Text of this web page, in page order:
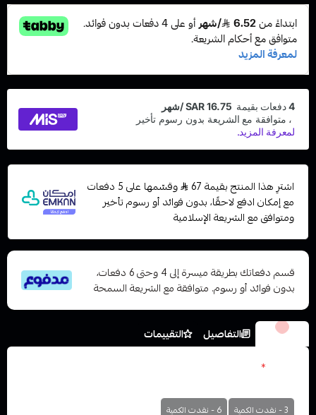
اشترِ هذا المنتج بقيمة 67
وقسّمها على 5 دفعات
مع إمكان ادفع لاحقًا، بدون فوائد أو رسوم تأخير
ومتوافق مع الشريعة الإسلامية
قسم دفعاتك بطريقة ميسرة إلى 4 وحتى 6 دفعات،
بدون فوائد أو رسوم. متوافقة مع الشريعة السمحة
الخيارات التفاصيل
التقييمات
*
3 - نفدت الكمية 6 - نفدت الكمية